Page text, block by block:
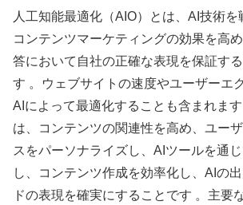
人工知能最適化（AIO）とは、AI技術を
コンテンツマーケティングの効果を高
答において自社の正確な表現を保証す
す 。ウェブサイトの速度やユーザーエ
AIによって最適化することも含まれま
は、コンテンツの関連性を高め、ユー
スをパーソナライズし、AIツールを通
し、コンテンツ作成を効率化し、AIの
ドの表現を確実にすることです 。主要